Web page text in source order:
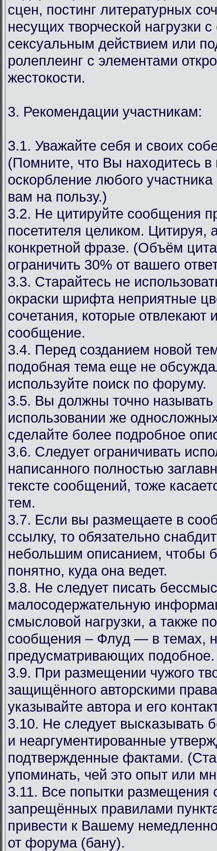
сцен, постинг литературных
несущих творческой нагрузки
сексуальным действием или
ролеплеинг с элементами
жестокости.
3. Рекомендации участникам:
3.1. Уважайте себя и своих
(Помните, что Вы находитесь
оскорбление любого
вам на пользу.)
3.2. Не цитируйте сообщения
посетителя целиком. Цитируя,
конкретной фразе. (Объём
ограничить 30% от вашего
3.3. Старайтесь не
окраски шрифта неприятные
сочетания, которые отвлекают
сообщение.
3.4. Перед созданием новой
подобная тема еще не
используйте поиск по форуму.
3.5. Вы должны точно
использовании же
сделайте более подробное
3.6. Следует ограничивать
написанного полностью
тексте сообщений, тоже
тем.
3.7. Если вы размещаете в
ссылку, то обязательно
небольшим описанием, чтобы
понятно, куда она ведет.
3.8. Не следует писать
малосодержательную
смысловой нагрузки, а также
сообщения – Флуд — в темах,
предусматривающих подобное.
3.9. При размещении чужого
защищённого авторскими
указывайте автора и его
3.10. Не следует высказывать
и неаргументированные
подтвержденные фактами.
упоминать, чей это опыт или
3.11. Все попытки размещения
запрещённых правилами
привести к Вашему
от форума (бану).